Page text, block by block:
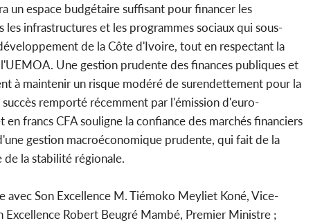
un espace budgétaire suffisant pour financer les
les infrastructures et les programmes sociaux qui sous-
de la Côte d'Ivoire, tout en respectant la
Une gestion prudente des finances publiques et
à maintenir un risque modéré de surendettement pour la
remporté récemment par l'émission d'euro-
francs CFA souligne la confiance des marchés financiers
gestion macroéconomique prudente, qui fait de la
la stabilité régionale.
avec Son Excellence M. Tiémoko Meyliet Koné, Vice-
Excellence Robert Beugré Mambé, Premier Ministre ;